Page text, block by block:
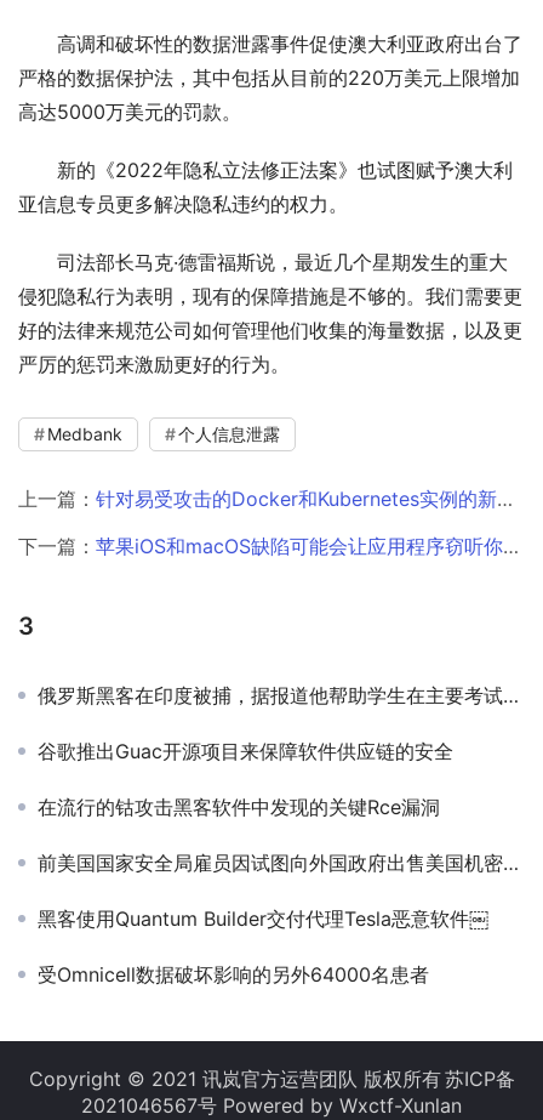
高调和破坏性的数据泄露事件促使澳大利亚政府出台了
严格的数据保护法，其中包括从目前的220万美元上限增加
高达5000万美元的罚款。
新的《2022年隐私立法修正法案》也试图赋予澳大利
亚信息专员更多解决隐私违约的权力。
司法部长马克·德雷福斯说，最近几个星期发生的重大
侵犯隐私行为表明，现有的保障措施是不够的。我们需要更
好的法律来规范公司如何管理他们收集的海量数据，以及更
严厉的惩罚来激励更好的行为。
Medbank 个人信息泄露
上一篇： 针对易受攻击的Docker和Kubernetes实例的新强制挖矿活动
下一篇： 苹果iOS和macOS缺陷可能会让应用程序窃听你与Siri的对话
3
俄罗斯黑客在印度被捕，据报道他帮助学生在主要考试中作弊
谷歌推出Guac开源项目来保障软件供应链的安全
在流行的钴攻击黑客软件中发现的关键Rce漏洞
前美国国家安全局雇员因试图向外国政府出售美国机密而被捕￼
黑客使用Quantum Builder交付代理Tesla恶意软件￼
受Omnicell数据破坏影响的另外64000名患者
Copyright © 2021 讯岚官方运营团队 版权所有苏ICP备
2021046567号 Powered by Wxctf-Xunlan